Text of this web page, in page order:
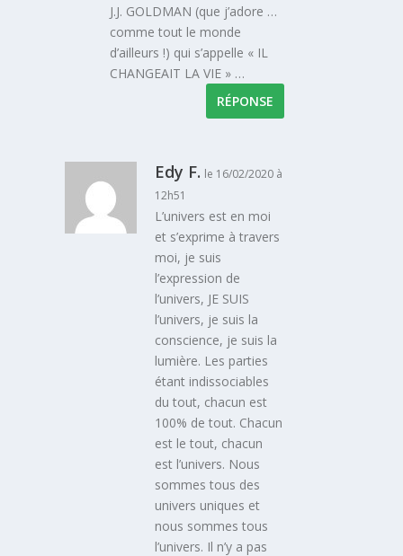
J.J. GOLDMAN (que j’adore …
comme tout le monde
d’ailleurs !) qui s’appelle « IL
CHANGEAIT LA VIE » …
RÉPONSE
Edy F. le 16/02/2020 à
12h51
L’univers est en moi
et s’exprime à travers
moi, je suis
l’expression de
l’univers, JE SUIS
l’univers, je suis la
conscience, je suis la
lumière. Les parties
étant indissociables
du tout, chacun est
100% de tout. Chacun
est le tout, chacun
est l’univers. Nous
sommes tous des
univers uniques et
nous sommes tous
l’univers. Il n’y a pas